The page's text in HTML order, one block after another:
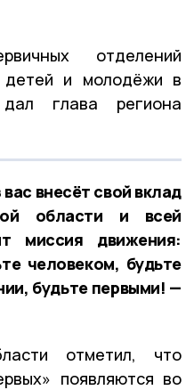
отделений
детей и молодёжи в
глава региона
внесёт свой вклад
области и всей
миссия движения:
человеком, будьте
будьте первыми! —
отметил, что
появляются во